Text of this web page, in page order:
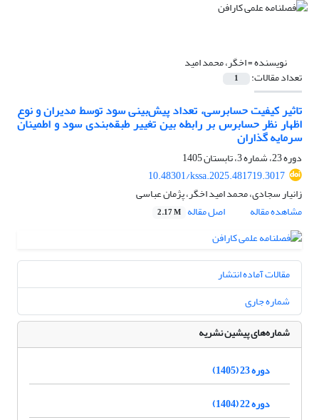
نویسنده =اخگر، محمد امید
تعداد مقالات: 1
تاثیر کیفیت حسابرسی، تعداد پیش‌‌بینی سود توسط مدیران و نوع
اظهار نظر حسابرس بر رابطه بین تغییر طبقه‌بندی سود و اطمینان
سرمایه گذاران
دوره 23، شماره 3، تابستان 1405
10.48301/kssa.2025.481719.3017
زانیار سجادی، محمد امید اخگر، پژمان عباسی
مشاهده مقاله
اصل مقاله 2.17 M
مقالات آماده انتشار
شماره جاری
شماره‌های پیشین نشریه
دوره 23 (1405)
دوره 22 (1404)